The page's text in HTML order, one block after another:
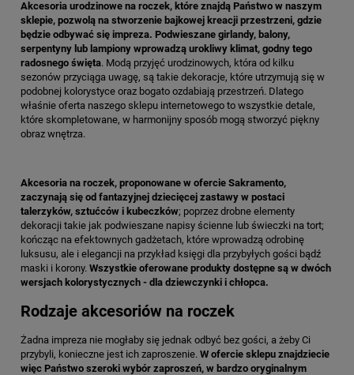
Akcesoria urodzinowe na roczek, które znajdą Państwo w naszym
sklepie, pozwolą na stworzenie bajkowej kreacji przestrzeni, gdzie
będzie odbywać się impreza. Podwieszane girlandy, balony,
serpentyny lub lampiony wprowadzą urokliwy klimat, godny tego
radosnego święta. Modą przyjęć urodzinowych, która od kilku
sezonów przyciąga uwagę, są takie dekoracje, które utrzymują się w
podobnej kolorystyce oraz bogato ozdabiają przestrzeń. Dlatego
właśnie oferta naszego sklepu internetowego to wszystkie detale,
które skompletowane, w harmonijny sposób mogą stworzyć piękny
obraz wnętrza.
Akcesoria na roczek, proponowane w ofercie Sakramento,
zaczynają się od fantazyjnej dziecięcej zastawy w postaci
talerzyków, sztućców i kubeczków; poprzez drobne elementy
dekoracji takie jak podwieszane napisy ścienne lub świeczki na tort;
kończąc na efektownych gadżetach, które wprowadzą odrobinę
luksusu, ale i elegancji na przykład księgi dla przybyłych gości bądź
maski i korony. Wszystkie oferowane produkty dostępne są w dwóch
wersjach kolorystycznych - dla dziewczynki i chłopca.
Rodzaje akcesoriów na roczek
Żadna impreza nie mogłaby się jednak odbyć bez gości, a żeby Ci
przybyli, konieczne jest ich zaproszenie. W ofercie sklepu znajdziecie
więc Państwo szeroki wybór zaproszeń, w bardzo oryginalnym